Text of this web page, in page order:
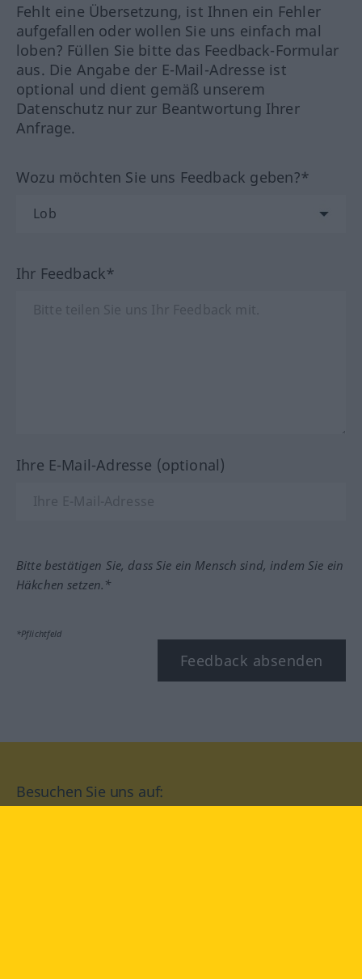
Fehlt eine Übersetzung, ist Ihnen ein Fehler
aufgefallen oder wollen Sie uns einfach mal
loben? Füllen Sie bitte das Feedback-Formular
aus. Die Angabe der E-Mail-Adresse ist
optional und dient gemäß unserem
Datenschutz nur zur Beantwortung Ihrer
Anfrage.
Wozu möchten Sie uns Feedback geben?*
Ihr Feedback*
Ihre E-Mail-Adresse (optional)
Bitte bestätigen Sie, dass Sie ein Mensch sind, indem Sie ein
Häkchen setzen.*
*Pflichtfeld
Feedback absenden
Besuchen Sie uns auf: